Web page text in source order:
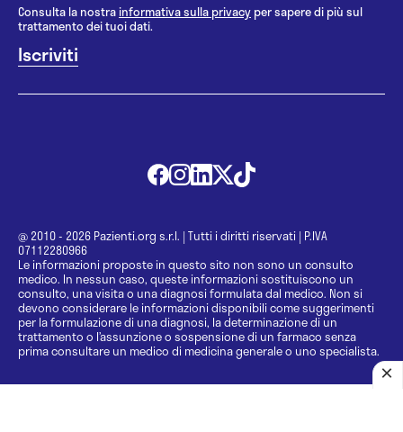
Consulta la nostrainformativa sulla privacy per sapere di più sul
trattamento dei tuoi dati.
@ 2010 - 2026 Pazienti.org s.r.l. | Tutti i diritti riservati | P.IVA
07112280966
Le informazioni proposte in questo sito non sono un consulto
medico. In nessun caso, queste informazioni sostituiscono un
consulto, una visita o una diagnosi formulata dal medico. Non si
devono considerare le informazioni disponibili come suggerimenti
per la formulazione di una diagnosi, la determinazione di un
trattamento o l’assunzione o sospensione di un farmaco senza
prima consultare un medico di medicina generale o uno specialista.